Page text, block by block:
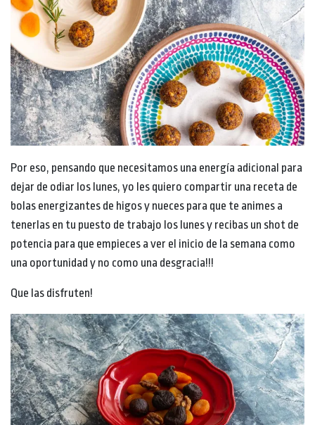
Por eso, pensando que necesitamos una energía adicional para
dejar de odiar los lunes, yo les quiero compartir una receta de
bolas energizantes de higos y nueces para que te animes a
tenerlas en tu puesto de trabajo los lunes y recibas un shot de
potencia para que empieces a ver el inicio de la semana como
una oportunidad y no como una desgracia!!!
Que las disfruten!